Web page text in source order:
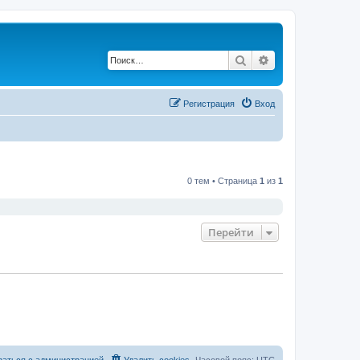
Поиск
Вход
Регистрация
0 тем • Страница 1 из 1
Перейти